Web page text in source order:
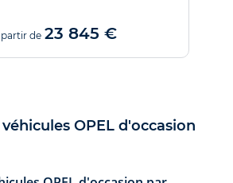
partir de 23 845 €
OPEL d'occasion